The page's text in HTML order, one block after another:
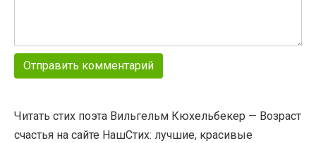
Читать стих поэта Вильгельм Кюхельбекер — Возраст
счастья на сайте НашСтих: лучшие, красивые